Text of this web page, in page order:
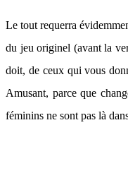
Le tout requerra
du jeu originel (avant la
doit, de ceux qui vous
Amusant, parce que
féminins ne sont pas là